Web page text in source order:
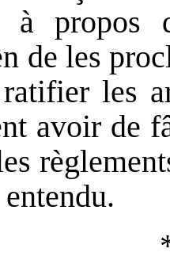
à propos
de les
les
avoir de